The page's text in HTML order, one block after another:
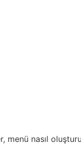
menü nasıl